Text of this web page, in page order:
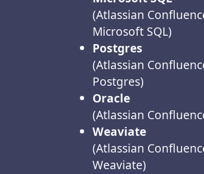
(Atlassian
Microsoft SQL)
Postgres
(Atlassian
Postgres)
Oracle
(Atlassian
Weaviate
(Atlassian
Weaviate)